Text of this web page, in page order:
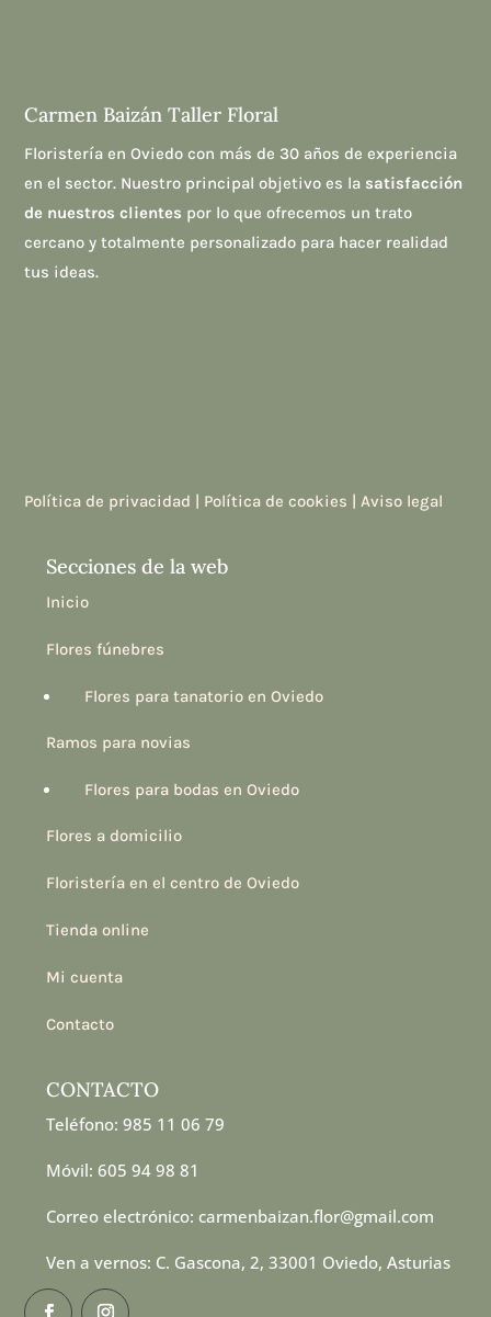
Carmen Baizán Taller Floral
Floristería en Oviedo con más de 30 años de experiencia
en el sector. Nuestro principal objetivo es la satisfacción
de nuestros clientes por lo que ofrecemos un trato
cercano y totalmente personalizado para hacer realidad
tus ideas.
Política de privacidad | Política de cookies |Aviso legal
Secciones de la web
Inicio
Flores fúnebres
Flores para tanatorio en Oviedo
Ramos para novias
Flores para bodas en Oviedo
Flores a domicilio
Floristería en el centro de Oviedo
Tienda online
Mi cuenta
Contacto
CONTACTO
Teléfono: 985 11 06 79
Móvil: 605 94 98 81
Correo electrónico: carmenbaizan.flor@gmail.com
Ven a vernos: C. Gascona, 2, 33001 Oviedo, Asturias